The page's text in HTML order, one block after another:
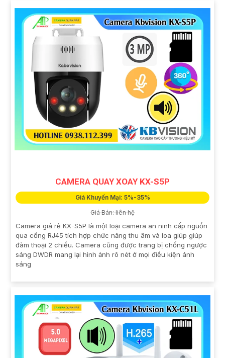
CAMERA QUAY XOAY KX-S5P
Giá Khuyến Mại: 5%-35%
Giá Bán: liên hệ
Camera giá rẻ KX-S5P là một loại camera an ninh cấp nguồn
qua cổng RJ45 tích hợp chức năng thu âm và loa giúp giúp
đàm thoại 2 chiều. Camera cũng được trang bị chống ngược
sáng DWDR mang lại hình ảnh rõ nét ở mọi điều kiện ánh
sáng